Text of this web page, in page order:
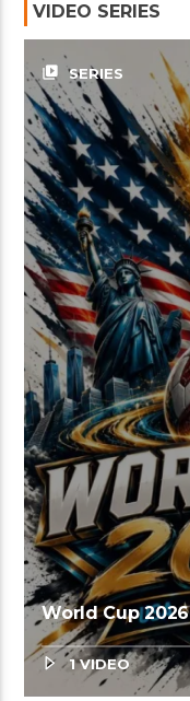
VIDEO SERIES
video_library SERIES
World Cup 2026
1 VIDEO